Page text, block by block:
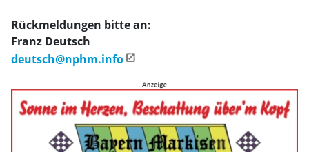
Rückmeldungen bitte an:
Franz Deutsch
deutsch@nphm.info